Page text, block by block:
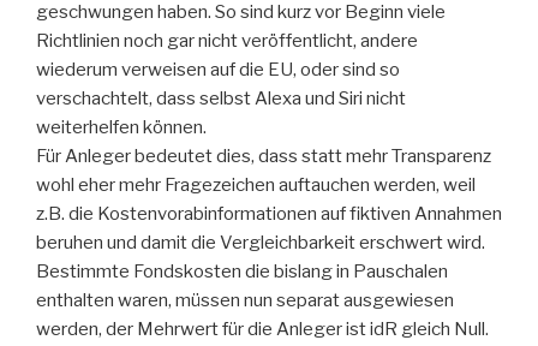
geschwungen haben. So sind kurz vor Beginn viele
Richtlinien noch gar nicht veröffentlicht, andere
wiederum verweisen auf die EU, oder sind so
verschachtelt, dass selbst Alexa und Siri nicht
weiterhelfen können.
Für Anleger bedeutet dies, dass statt mehr Transparenz
wohl eher mehr Fragezeichen auftauchen werden, weil
z.B. die Kostenvorabinformationen auf fiktiven Annahmen
beruhen und damit die Vergleichbarkeit erschwert wird.
Bestimmte Fondskosten die bislang in Pauschalen
enthalten waren, müssen nun separat ausgewiesen
werden, der Mehrwert für die Anleger ist idR gleich Null.